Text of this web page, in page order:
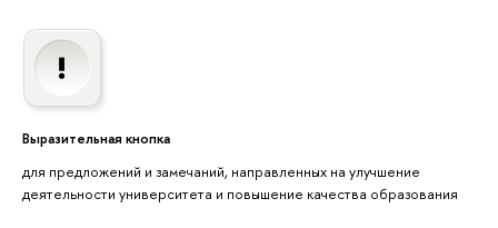
Выразительная кнопка
для предложений и замечаний, направленных на улучшение
деятельности университета и повышение качества образования